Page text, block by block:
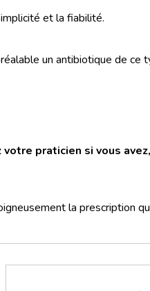
et la fiabilité.
un antibiotique de ce
praticien si vous
la prescription